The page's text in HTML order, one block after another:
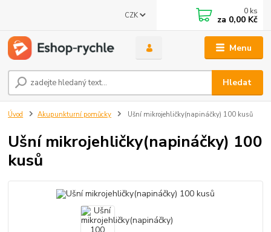
Menu
CZK
Hledat
0 ks
za 0,00 Kč
Úvod Akupunkturní pomůcky Ušní mikrojehličky(napináčky) 100 kusů
Ušní mikrojehličky(napináčky) 100
kusů